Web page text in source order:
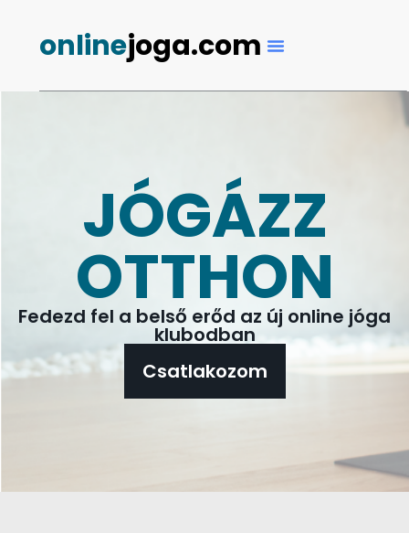
onlinejoga.com
JÓGÁZZ
OTTHON
Fedezd fel a belső erőd az új online jóga
klubodban
Csatlakozom